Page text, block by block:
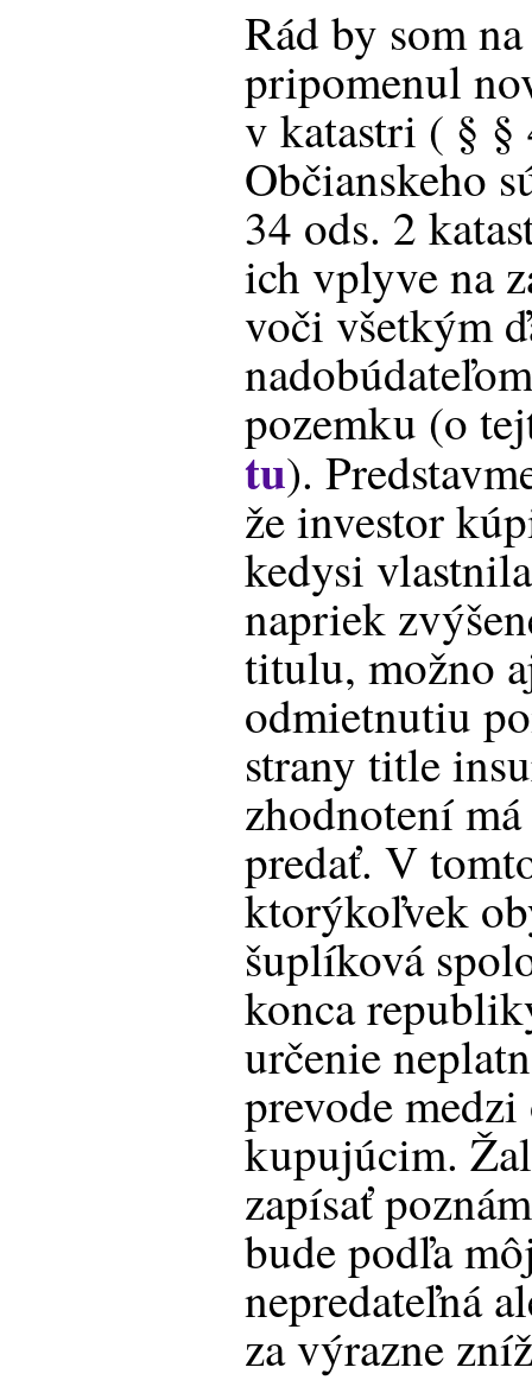
Rád by som
pripomenul
v katastri ( § §
Občianskeho
34 ods. 2
ich vplyve na
voči všetkým
pozemku (o
tu).
že investor
kedysi
napriek
titulu, možno
odmietnutiu
strany title
zhodnotení
predať. V
ktorýkoľvek
šuplíková
konca
určenie
prevode
kupujúcim.
zapísať
bude podľa
nepredateľná
za výrazne